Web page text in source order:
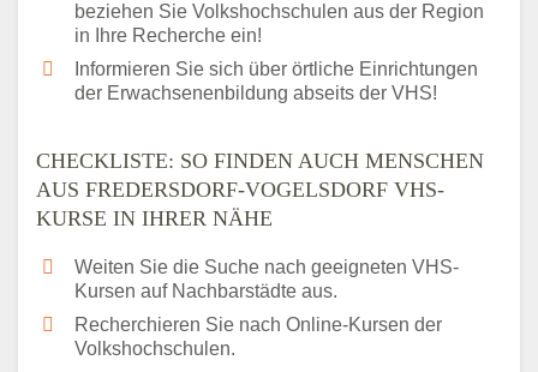
beziehen Sie Volkshochschulen aus der Region
in Ihre Recherche ein!
Informieren Sie sich über örtliche Einrichtungen
der Erwachsenenbildung abseits der VHS!
CHECKLISTE: SO FINDEN AUCH MENSCHEN
AUS FREDERSDORF-VOGELSDORF VHS-
KURSE IN IHRER NÄHE
Weiten Sie die Suche nach geeigneten VHS-
Kursen auf Nachbarstädte aus.
Recherchieren Sie nach Online-Kursen der
Volkshochschulen.